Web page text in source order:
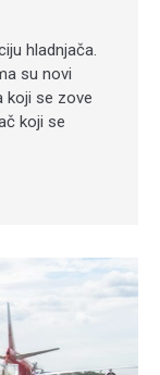
hladnjača.
su novi
koji se zove
koji se